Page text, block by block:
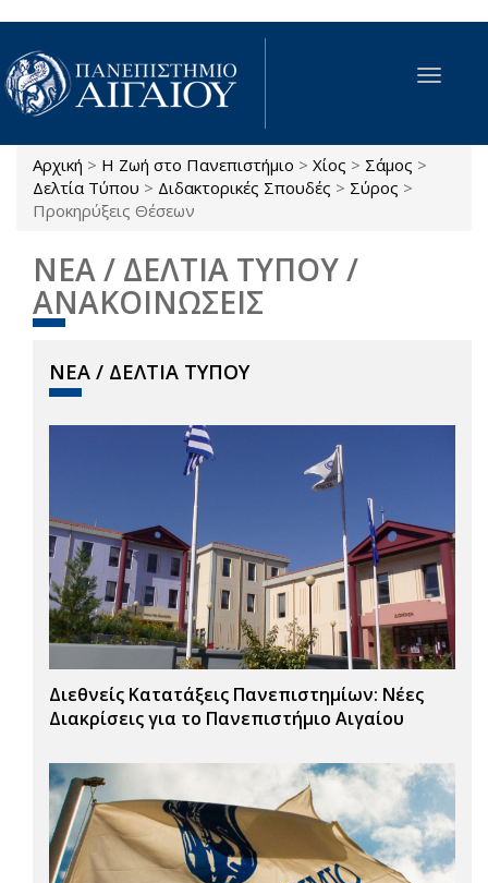
Παράκαμψη προς το κυρίως περιεχόμενο
Toggle
Είστε εδώ
Αρχική > Η Ζωή στο Πανεπιστήμιο > Χίος > Σάμος >
Δελτία Τύπου > Διδακτορικές Σπουδές > Σύρος >
Προκηρύξεις Θέσεων
ΝΕΑ / ΔΕΛΤΙΑ ΤΥΠΟΥ /
ΑΝΑΚΟΙΝΩΣΕΙΣ
ΝΕΑ / ΔΕΛΤΙΑ ΤΥΠΟΥ
Διεθνείς Κατατάξεις Πανεπιστημίων: Νέες
Διακρίσεις για το Πανεπιστήμιο Αιγαίου